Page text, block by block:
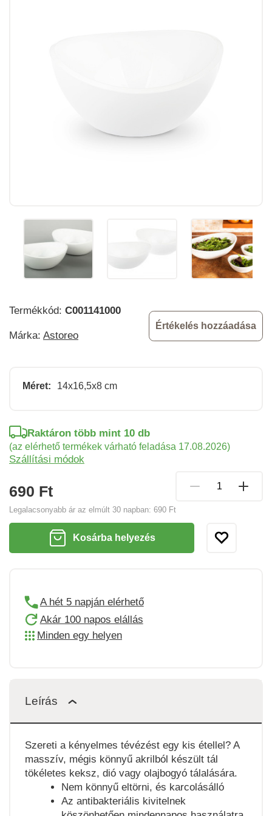
Termékkód: C001141000
Márka: Astoreo
Értékelés hozzáadása
Méret: 14x16,5x8 cm
690 Ft
Legalacsonyabb ár az elmúlt 30 napban: 690 Ft
Raktáron több mint 10 db
(az elérhető termékek várható feladása 17.08.2026)
Szállítási módok
Kosárba helyezés
A hét 5 napján elérhető
Akár 100 napos elállás
Minden egy helyen
Leírás
Szereti a kényelmes tévézést egy kis étellel? A
masszív, mégis könnyű akrilból készült tál
tökéletes keksz, dió vagy olajbogyó tálalására.
Nem könnyű eltörni, és karcolásálló
Az antibakteriális kivitelnek